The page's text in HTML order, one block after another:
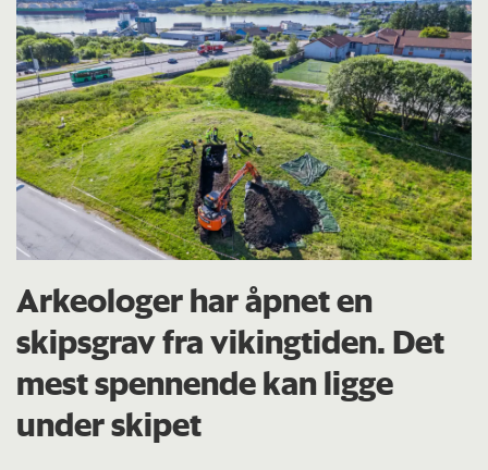
Arkeologer har åpnet en
skipsgrav fra vikingtiden. Det
mest spennende kan ligge
under skipet